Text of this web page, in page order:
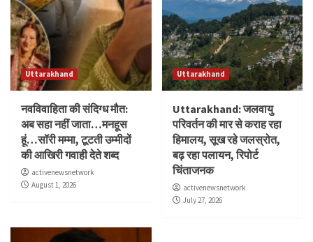
Uttarakhand
नवविवाहिता की संदिग्ध मौत:
अब सहा नहीं जाता…मनहूस
हूं…सॉरी मम्मा, टूटती उम्मीदों
की आखिरी गवाही देते शब्द
activenewsnetwork
August 1, 2026
Uttarakhand
Uttarakhand: जलवायु
परिवर्तन की मार से कराह रहा
हिमालय, सूख रहे जलस्रोत,
बढ़ रहा पलायन, रिपोर्ट
चिंताजनक
activenewsnetwork
July 27, 2026